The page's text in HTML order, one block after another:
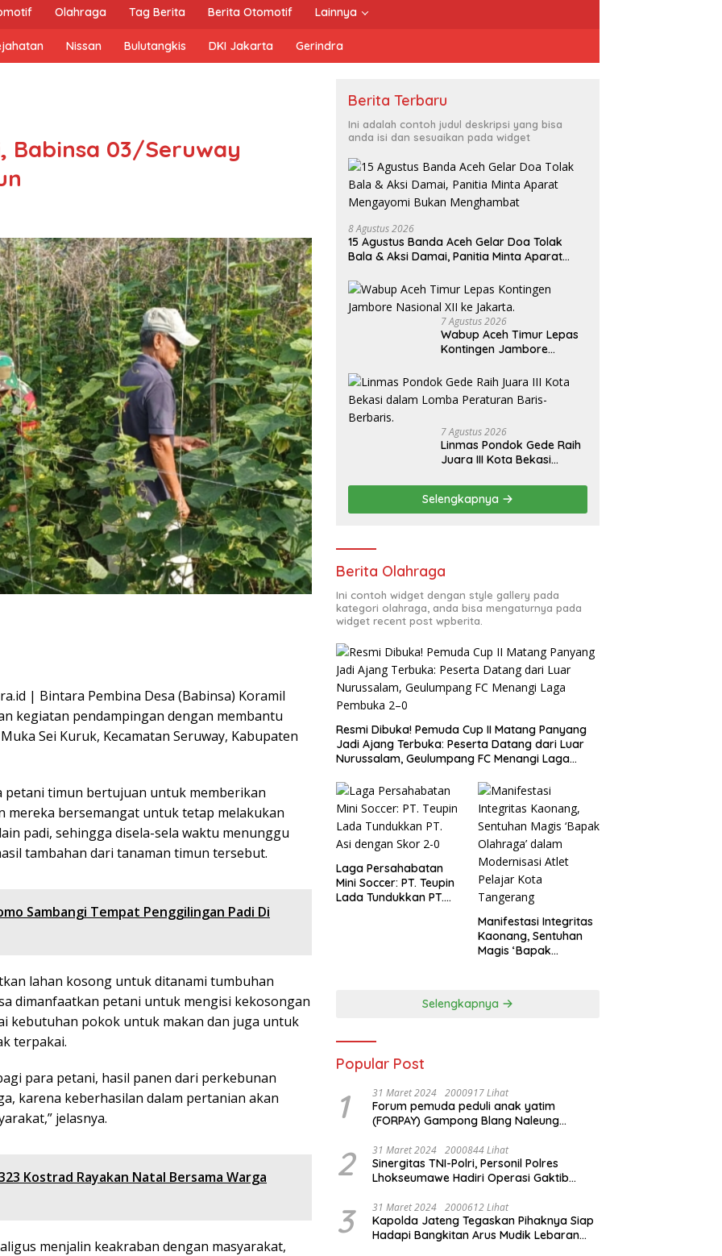
Olahraga Tag Berita Berita Otomotif Lainnya
Nissan Bulutangkis DKI Jakarta Gerindra
Babinsa 03/Seruway
| Bintara Pembina Desa (Babinsa) Koramil
kegiatan pendampingan dengan membantu
Sei Kuruk, Kecamatan Seruway, Kabupaten
petani timun bertujuan untuk memberikan
mereka bersemangat untuk tetap melakukan
padi, sehingga disela-sela waktu menunggu
tambahan dari tanaman timun tersebut.
Sambangi Tempat Penggilingan Padi Di
lahan kosong untuk ditanami tumbuhan
dimanfaatkan petani untuk mengisi kekosongan
kebutuhan pokok untuk makan dan juga untuk
terpakai.
para petani, hasil panen dari perkebunan
karena keberhasilan dalam pertanian akan
jelasnya.
Kostrad Rayakan Natal Bersama Warga
menjalin keakraban dengan masyarakat,
Berita Terbaru
Ini adalah contoh judul deskripsi yang bisa
anda isi dan sesuaikan pada widget
8 Agustus 2026
15 Agustus Banda Aceh Gelar Doa Tolak
Bala & Aksi Damai, Panitia Minta Aparat
7 Agustus 2026
Wabup Aceh Timur Lepas
Kontingen Jambore
7 Agustus 2026
Linmas Pondok Gede Raih
Juara III Kota Bekasi
Baris-Berbaris.
Selengkapnya
Berita Olahraga
Ini contoh widget dengan style gallery pada
kategori olahraga, anda bisa mengaturnya pada
widget recent post wpberita.
Resmi Dibuka! Pemuda Cup II Matang Panyang
Jadi Ajang Terbuka: Peserta Datang dari Luar
Nurussalam, Geulumpang FC Menangi Laga
Laga Persahabatan
Mini Soccer: PT. Teupin
Lada Tundukkan PT.
Manifestasi Integritas
Kaonang, Sentuhan
Magis ‘Bapak
Tangerang
Selengkapnya
Popular Post
1 31 Maret 2024 2000917 Lihat
Forum pemuda peduli anak yatim
(FORPAY) Gampong Blang Naleung
Santunan Yatim-Piatu
2 31 Maret 2024 2000844 Lihat
Sinergitas TNI-Polri, Personil Polres
Lhokseumawe Hadiri Operasi Gaktib
Wira Rencong
3 31 Maret 2024 2000612 Lihat
Kapolda Jateng Tegaskan Pihaknya Siap
Hadapi Bangkitan Arus Mudik Lebaran